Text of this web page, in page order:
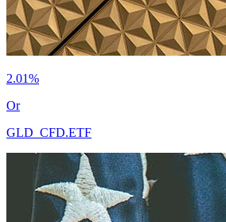
2.01%
Or
GLD_CFD.ETF